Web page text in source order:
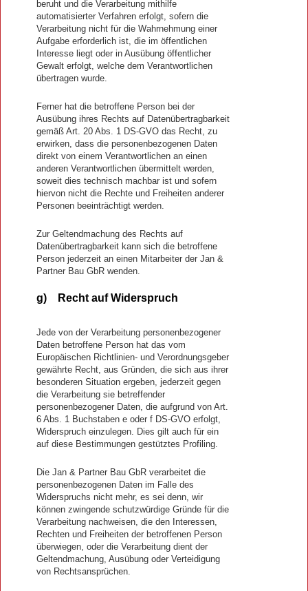
beruht und die Verarbeitung mithilfe
automatisierter Verfahren erfolgt, sofern die
Verarbeitung nicht für die Wahrnehmung einer
Aufgabe erforderlich ist, die im öffentlichen
Interesse liegt oder in Ausübung öffentlicher
Gewalt erfolgt, welche dem Verantwortlichen
übertragen wurde.
Ferner hat die betroffene Person bei der
Ausübung ihres Rechts auf Datenübertragbarkeit
gemäß Art. 20 Abs. 1 DS-GVO das Recht, zu
erwirken, dass die personenbezogenen Daten
direkt von einem Verantwortlichen an einen
anderen Verantwortlichen übermittelt werden,
soweit dies technisch machbar ist und sofern
hiervon nicht die Rechte und Freiheiten anderer
Personen beeinträchtigt werden.
Zur Geltendmachung des Rechts auf
Datenübertragbarkeit kann sich die betroffene
Person jederzeit an einen Mitarbeiter der Jan &
Partner Bau GbR wenden.
g) Recht auf Widerspruch
Jede von der Verarbeitung personenbezogener
Daten betroffene Person hat das vom
Europäischen Richtlinien- und Verordnungsgeber
gewährte Recht, aus Gründen, die sich aus ihrer
besonderen Situation ergeben, jederzeit gegen
die Verarbeitung sie betreffender
personenbezogener Daten, die aufgrund von Art.
6 Abs. 1 Buchstaben e oder f DS-GVO erfolgt,
Widerspruch einzulegen. Dies gilt auch für ein
auf diese Bestimmungen gestütztes Profiling.
Die Jan & Partner Bau GbR verarbeitet die
personenbezogenen Daten im Falle des
Widerspruchs nicht mehr, es sei denn, wir
können zwingende schutzwürdige Gründe für die
Verarbeitung nachweisen, die den Interessen,
Rechten und Freiheiten der betroffenen Person
überwiegen, oder die Verarbeitung dient der
Geltendmachung, Ausübung oder Verteidigung
von Rechtsansprüchen.